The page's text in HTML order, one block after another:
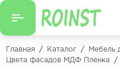
Назад
Главная / Каталог / Мебель
Цвета фасадов МДФ Пленка
/